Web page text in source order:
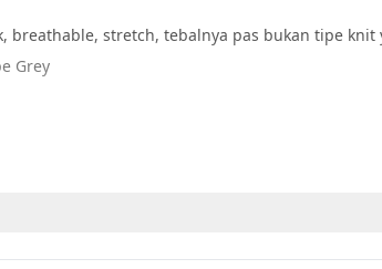
breathable, stretch, tebalnya pas bukan tipe
Grey